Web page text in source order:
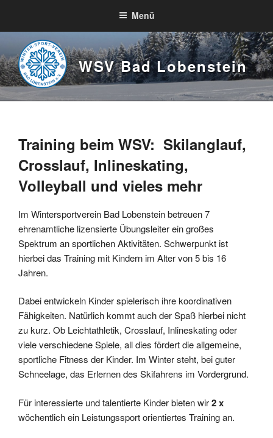
springen
WSV Bad Lobenstein
Menü
Training beim WSV: Skilanglauf,
Crosslauf, Inlineskating,
Volleyball und vieles mehr
Im Wintersportverein Bad Lobenstein betreuen 7
ehrenamtliche lizensierte Übungsleiter ein großes
Spektrum an sportlichen Aktivitäten. Schwerpunkt ist
hierbei das Training mit Kindern im Alter von 5 bis 16
Jahren.
Dabei entwickeln Kinder spielerisch ihre koordinativen
Fähigkeiten. Natürlich kommt auch der Spaß hierbei nicht
zu kurz. Ob Leichtathletik, Crosslauf, Inlineskating oder
viele verschiedene Spiele, all dies fördert die allgemeine,
sportliche Fitness der Kinder. Im Winter steht, bei guter
Schneelage, das Erlernen des Skifahrens im Vordergrund.
Für interessierte und talentierte Kinder bieten wir2 x
wöchentlich ein Leistungssport orientiertes Training an.